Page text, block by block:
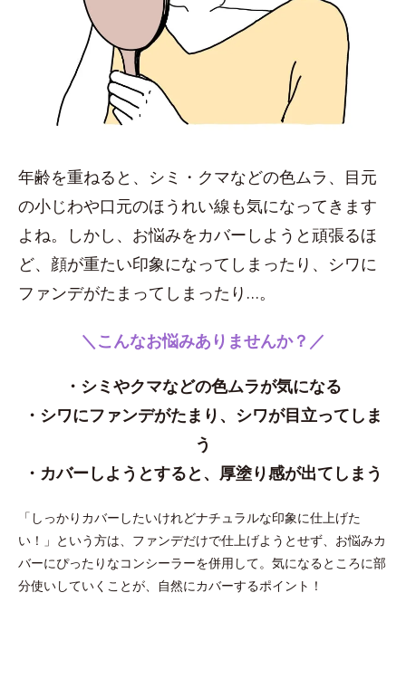
年齢を重ねると、シミ・クマなどの色ムラ、目元
の小じわや口元のほうれい線も気になってきます
よね。しかし、お悩みをカバーしようと頑張るほ
ど、顔が重たい印象になってしまったり、シワに
ファンデがたまってしまったり…。
＼こんなお悩みありませんか？／
・シミやクマなどの色ムラが気になる
・シワにファンデがたまり、シワが目立ってしま
う
・カバーしようとすると、厚塗り感が出てしまう
「しっかりカバーしたいけれどナチュラルな印象に仕上げた
い！」という方は、ファンデだけで仕上げようとせず、お悩みカ
バーにぴったりなコンシーラーを併用して。気になるところに部
分使いしていくことが、自然にカバーするポイント！